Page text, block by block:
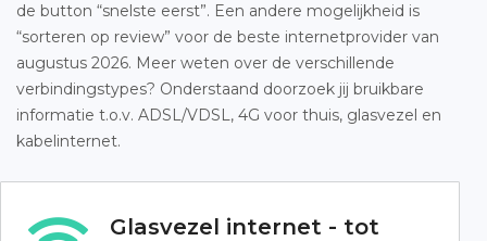
de button “snelste eerst”. Een andere mogelijkheid is
“sorteren op review” voor de beste internetprovider van
augustus 2026. Meer weten over de verschillende
verbindingstypes? Onderstaand doorzoek jij bruikbare
informatie t.o.v. ADSL/VDSL, 4G voor thuis, glasvezel en
kabelinternet.
Glasvezel internet - tot